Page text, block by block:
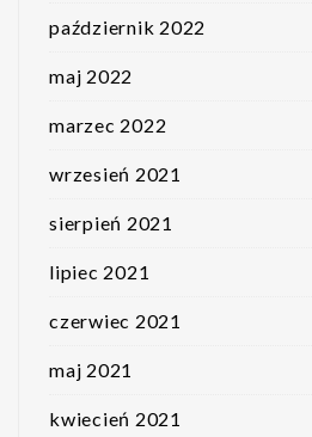
październik 2022
maj 2022
marzec 2022
wrzesień 2021
sierpień 2021
lipiec 2021
czerwiec 2021
maj 2021
kwiecień 2021